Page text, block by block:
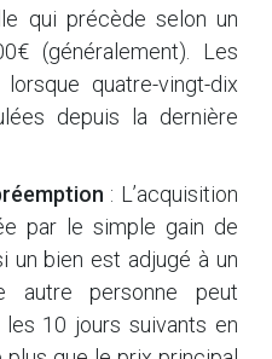
qui précède selon un
(généralement). Les
quatre-vingt-dix
depuis la dernière
: L’acquisition
par le simple gain de
un bien est adjugé à un
autre personne peut
10 jours suivants en